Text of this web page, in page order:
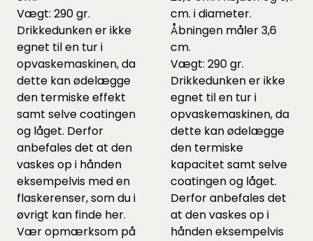
Vægt: 290 gr.
Drikkedunken er ikke
egnet til en tur i
opvaskemaskinen, da
dette kan ødelægge
den termiske effekt
samt selve coatingen
og låget. Derfor
anbefales det at den
vaskes op i hånden
eksempelvis med en
flaskerenser, som du i
øvrigt kan finde her.
Vær opmærksom på
cm. i diameter.
Åbningen måler 3,6
cm.
Vægt: 290 gr.
Drikkedunken er ikke
egnet til en tur i
opvaskemaskinen, da
dette kan ødelægge
den termiske
kapacitet samt selve
coatingen og låget.
Derfor anbefales det
at den vaskes op i
hånden eksempelvis